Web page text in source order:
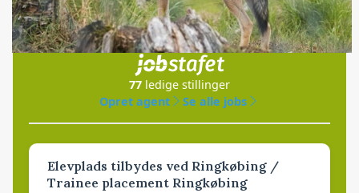
Jobs
i samarbejde med
77 ledige stillinger
Opret agent
Se alle jobs
Elevplads tilbydes ved Ringkøbing /
Trainee placement Ringkøbing